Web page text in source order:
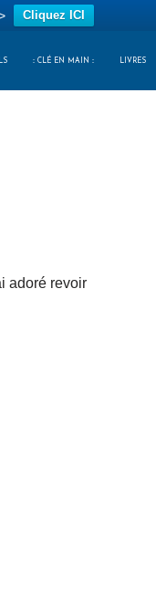
Cliquez ICI
:: CLÉ EN MAIN :: LIVRES
adoré revoir